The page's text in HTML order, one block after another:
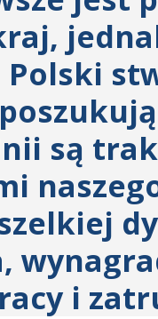
Polski
są
i